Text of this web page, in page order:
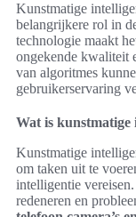
Kunstmatige
belangrijkere rol in
technologie maakt
ongekende kwaliteit
van algoritmes
gebruikerservaring
Wat is kunstmatige
Kunstmatige
om taken uit te
intelligentie
redeneren en